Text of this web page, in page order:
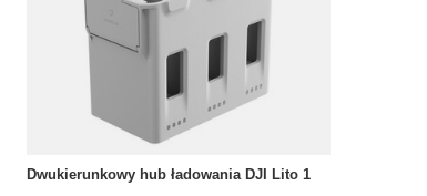
Dwukierunkowy hub ładowania DJI Lito 1